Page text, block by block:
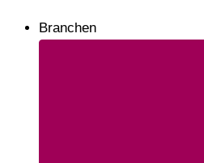
Branchen